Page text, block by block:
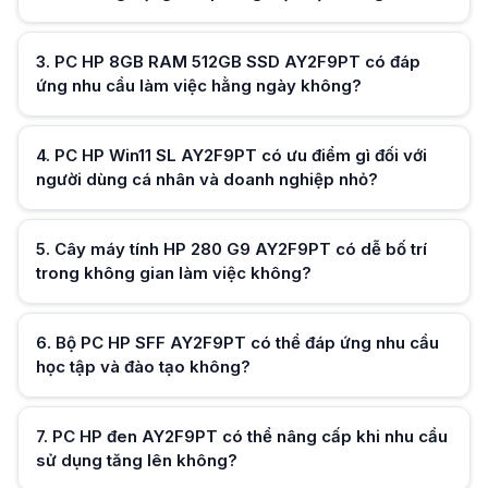
PC HP đen AY2F9PT có thể nâng cấp khi nhu cầu sử dụng tăng lên
Có. Tùy theo thiết kế phần cứng thực tế của dòng SFF, người dùng
Có. Thiết bị hỗ trợ kết nối với màn hình, máy in, máy quét, bàn phím,
HP 280 Pro G9 SFF AY2F9PT khác gì so với dòng Tower?
Phiên bản Small Form Factor ưu tiên thiết kế nhỏ gọn, tiết kiệm
Đối tượng nào nên lựa chọn HP 280 Pro G9 SFF AY2F9PT?
Sản phẩm phù hợp với doanh nghiệp vừa và nhỏ, nhân viên văn
Hữu ích (0)
Hữu ích (0)
3. PC HP 8GB RAM 512GB SSD AY2F9PT có đáp
ứng nhu cầu làm việc hằng ngày không?
4. PC HP Win11 SL AY2F9PT có ưu điểm gì đối với
người dùng cá nhân và doanh nghiệp nhỏ?
Hữu ích (0)
5. Cây máy tính HP 280 G9 AY2F9PT có dễ bố trí
trong không gian làm việc không?
6. Bộ PC HP SFF AY2F9PT có thể đáp ứng nhu cầu
học tập và đào tạo không?
7. PC HP đen AY2F9PT có thể nâng cấp khi nhu cầu
sử dụng tăng lên không?